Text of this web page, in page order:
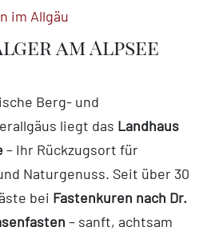
im Allgäu
am Alpsee
Berg- und
liegt das Landhaus
– Ihr Rückzugsort für
Naturgenuss. Seit über 30
bei Fastenkuren nach Dr.
– sanft, achtsam